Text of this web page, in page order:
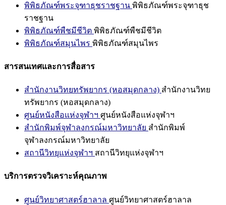
พิพิธภัณฑ์พระจุฑาธุชราชฐาน พิพิธภัณฑ์พระจุฑาธุช
ราชฐาน
พิพิธภัณฑ์พืชมีชีวิต พิพิธภัณฑ์พืชมีชีวิต
พิพิธภัณฑ์สมุนไพร พิพิธภัณฑ์สมุนไพร
สารสนเทศและการสื่อสาร
สำนักงานวิทยทรัพยากร (หอสมุดกลาง) สำนักงานวิทย
ทรัพยากร (หอสมุดกลาง)
ศูนย์หนังสือแห่งจุฬาฯ ศูนย์หนังสือแห่งจุฬาฯ
สำนักพิมพ์จุฬาลงกรณ์มหาวิทยาลัย สำนักพิมพ์
จุฬาลงกรณ์มหาวิทยาลัย
สถานีวิทยุแห่งจุฬาฯ สถานีวิทยุแห่งจุฬาฯ
บริการตรวจวิเคราะห์คุณภาพ
ศูนย์วิทยาศาสตร์ฮาลาล ศูนย์วิทยาศาสตร์ฮาลาล